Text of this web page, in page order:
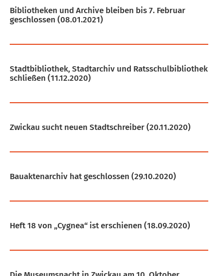
Bibliotheken und Archive bleiben bis 7. Februar
geschlossen (08.01.2021)
Stadtbibliothek, Stadtarchiv und Ratsschulbibliothek
schließen (11.12.2020)
Zwickau sucht neuen Stadtschreiber(20.11.2020)
Bauaktenarchiv hat geschlossen (29.10.2020)
Heft 18 von „Cygnea“ ist erschienen (18.09.2020)